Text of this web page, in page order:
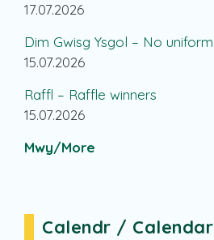
17.07.2026
Dim Gwisg Ysgol – No uniform
15.07.2026
Raffl – Raffle winners
15.07.2026
Mwy/More
Calendr / Calendar